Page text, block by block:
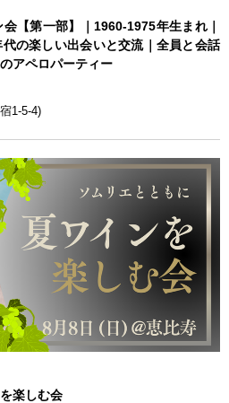
会【第一部】｜1960-1975年生まれ｜
の楽しい出会いと交流｜全員と会話
アペロパーティー
1-5-4)
楽しむ会